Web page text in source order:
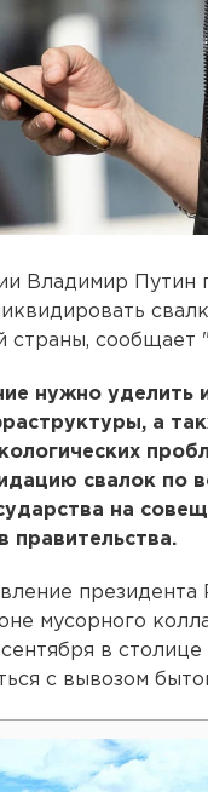
Владимир Путин
страны, сообщает
нужно уделить
а
свалок по
на
правительства.
президента
мусорного
сентября в
с вывозом